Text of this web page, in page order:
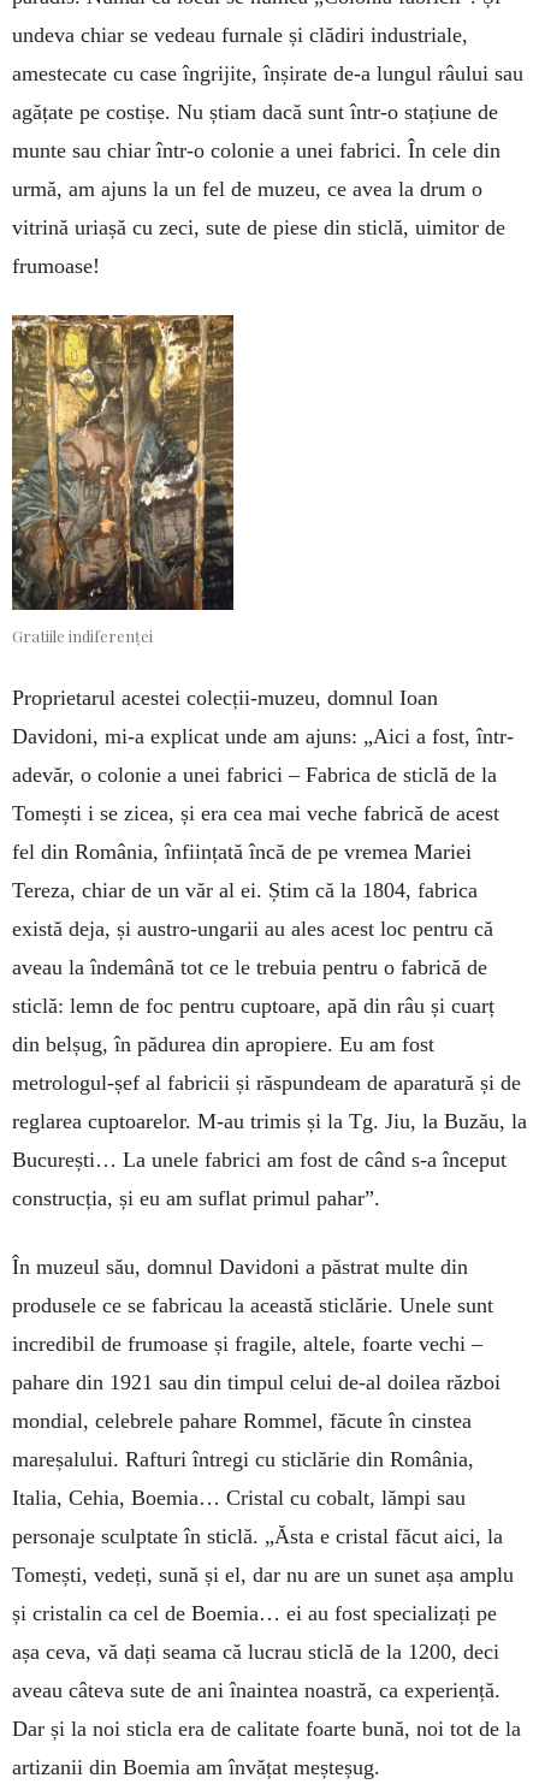
undeva chiar se vedeau furnale și clădiri industriale,
amestecate cu case îngrijite, înșirate de-a lungul râului sau
agățate pe costișe. Nu știam dacă sunt într-o stațiune de
munte sau chiar într-o colonie a unei fabrici. În cele din
urmă, am ajuns la un fel de muzeu, ce avea la drum o
vitrină uriașă cu zeci, sute de piese din sticlă, uimitor de
frumoase!
Gratiile indiferenței
Proprietarul acestei colecții-muzeu, domnul Ioan
Davidoni, mi-a explicat unde am ajuns: „Aici a fost, într-
adevăr, o colonie a unei fabrici – Fabrica de sticlă de la
Tomești i se zicea, și era cea mai veche fabrică de acest
fel din România, înființată încă de pe vremea Mariei
Tereza, chiar de un văr al ei. Știm că la 1804, fabrica
există deja, și austro-ungarii au ales acest loc pentru că
aveau la îndemână tot ce le trebuia pentru o fabrică de
sticlă: lemn de foc pentru cuptoare, apă din râu și cuarț
din belșug, în pădurea din apropiere. Eu am fost
metrologul-șef al fabricii și răspundeam de aparatură și de
reglarea cuptoarelor. M-au trimis și la Tg. Jiu, la Buzău, la
București… La unele fabrici am fost de când s-a început
construcția, și eu am suflat primul pahar”.
În muzeul său, domnul Davidoni a păstrat multe din
produsele ce se fabricau la această sticlărie. Unele sunt
incredibil de frumoase și fragile, altele, foarte vechi –
pahare din 1921 sau din timpul celui de-al doilea război
mondial, celebrele pahare Rommel, făcute în cinstea
mareșalului. Rafturi întregi cu sticlărie din România,
Italia, Cehia, Boemia… Cristal cu cobalt, lămpi sau
personaje sculptate în sticlă. „Ăsta e cristal făcut aici, la
Tomești, vedeți, sună și el, dar nu are un sunet așa amplu
și cristalin ca cel de Boemia… ei au fost specializați pe
așa ceva, vă dați seama că lucrau sticlă de la 1200, deci
aveau câteva sute de ani înaintea noastră, ca experiență.
Dar și la noi sticla era de calitate foarte bună, noi tot de la
artizanii din Boemia am învățat meșteșug.